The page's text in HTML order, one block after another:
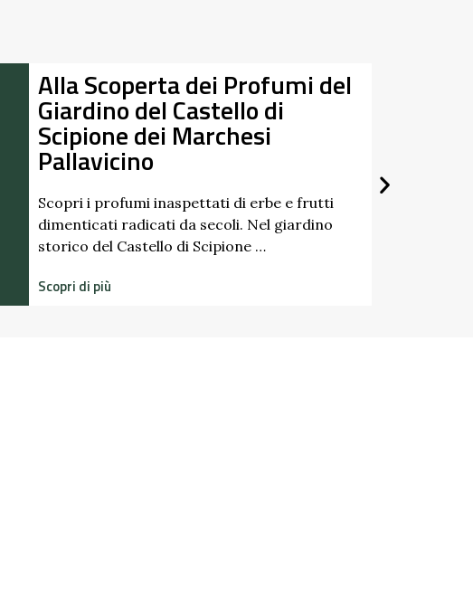
Alla Scoperta dei Profumi del
Giardino del Castello di
Scipione dei Marchesi
Pallavicino
Scopri i profumi inaspettati di erbe e frutti
dimenticati radicati da secoli. Nel giardino
storico del Castello di Scipione …
Scopri di più